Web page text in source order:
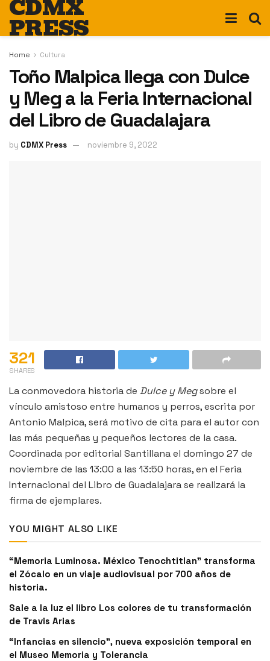
CDMX
PRESS
Home Cultura
Toño Malpica llega con Dulce
y Meg a la Feria Internacional
del Libro de Guadalajara
by CDMX Press noviembre 9, 2022
321
SHARES
La conmovedora historia de Dulce y Megsobre el
vínculo amistoso entre humanos y perros, escrita por
Antonio Malpica, será motivo de cita para el autor con
las más pequeñas y pequeños lectores de la casa.
Coordinada por editorial Santillana el domingo 27 de
noviembre de las 13:00 a las 13:50 horas, en el Feria
Internacional del Libro de Guadalajara se realizará la
firma de ejemplares.
YOU MIGHT ALSO LIKE
“Memoria Luminosa. México Tenochtitlan” transforma
el Zócalo en un viaje audiovisual por 700 años de
historia.
Sale a la luz el libro Los colores de tu transformación
de Travis Arias
“Infancias en silencio”, nueva exposición temporal en
el Museo Memoria y Tolerancia